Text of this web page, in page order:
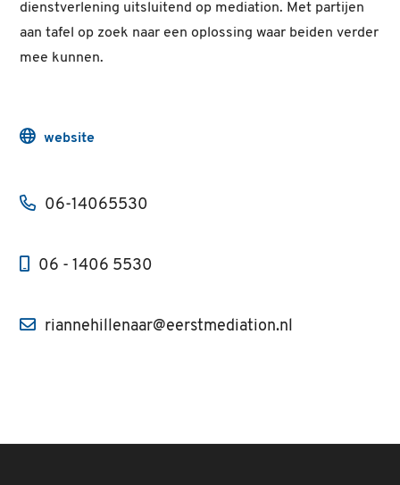
dienstverlening uitsluitend op mediation. Met partijen
aan tafel op zoek naar een oplossing waar beiden verder
mee kunnen.
website
06-14065530
06 - 1406 5530
riannehillenaar@eerstmediation.nl